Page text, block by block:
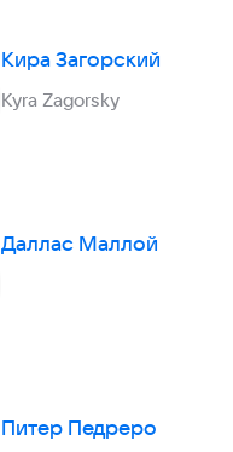
Кира Загорский
Kyra Zagorsky
Даллас Маллой
Питер Педреро